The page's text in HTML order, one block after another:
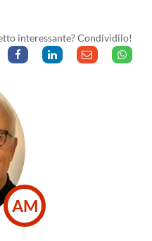
interessante? Condividilo!
AM